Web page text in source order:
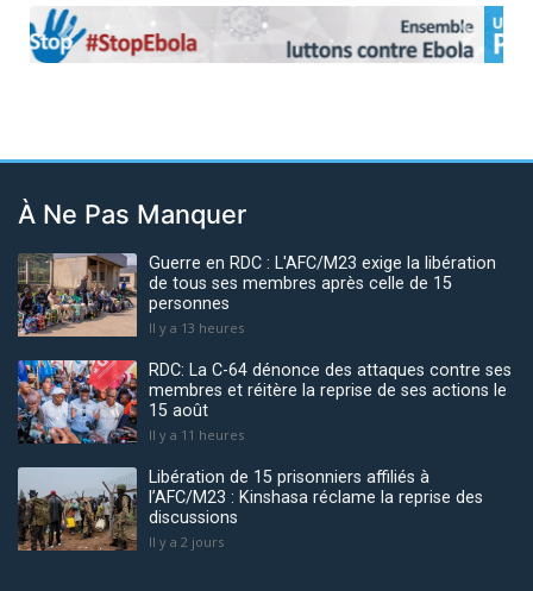
Previous Next
À Ne Pas Manquer
Guerre en RDC : L'AFC/M23 exige la libération
de tous ses membres après celle de 15
personnes
Il y a 13 heures
RDC: La C-64 dénonce des attaques contre ses
membres et réitère la reprise de ses actions le
15 août
Il y a 11 heures
Libération de 15 prisonniers affiliés à
l’AFC/M23 : Kinshasa réclame la reprise des
discussions
Il y a 2 jours